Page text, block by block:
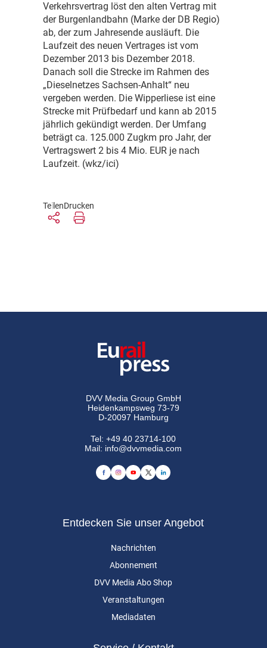
Verkehrsvertrag löst den alten Vertrag mit
der Burgenlandbahn (Marke der DB Regio)
ab, der zum Jahresende ausläuft. Die
Laufzeit des neuen Vertrages ist vom
Dezember 2013 bis Dezember 2018.
Danach soll die Strecke im Rahmen des
„Dieselnetzes Sachsen-Anhalt“ neu
vergeben werden. Die Wipperliese ist eine
Strecke mit Prüfbedarf und kann ab 2015
jährlich gekündigt werden. Der Umfang
beträgt ca. 125.000 Zugkm pro Jahr, der
Vertragswert 2 bis 4 Mio. EUR je nach
Laufzeit. (wkz/ici)
TeilenDrucken
DVV Media Group GmbH
Heidenkampsweg 73-79
D-20097 Hamburg
Tel:+49 40 23714-100
Mail: info@dvvmedia.com
Entdecken Sie unser Angebot
Nachrichten
Abonnement
DVV Media Abo Shop
Veranstaltungen
Mediadaten